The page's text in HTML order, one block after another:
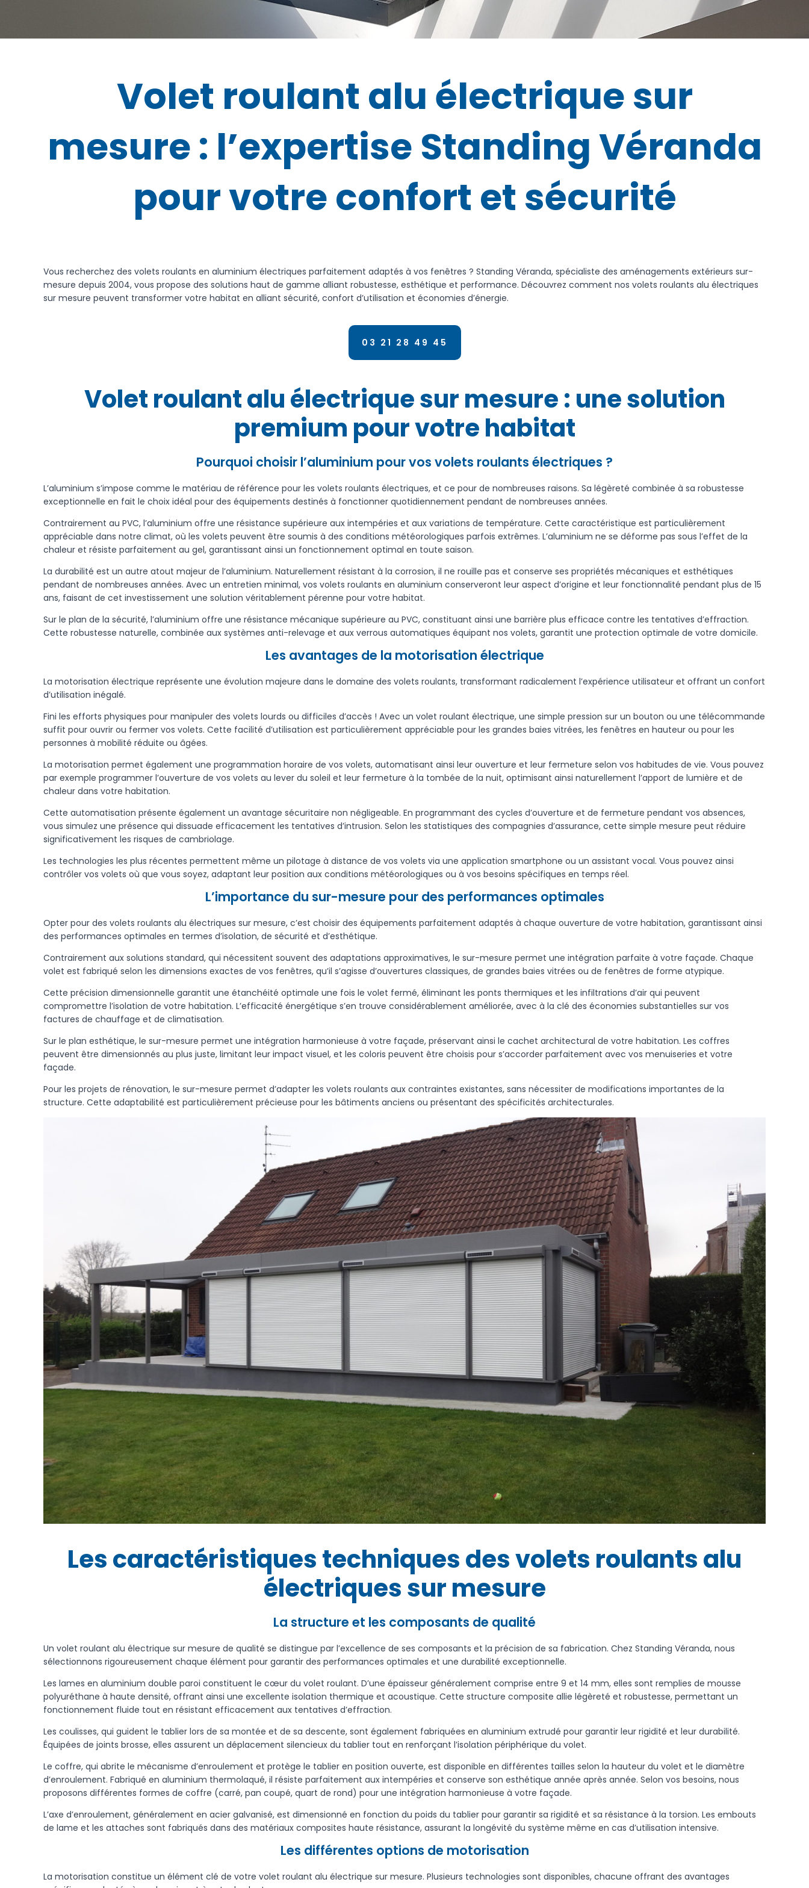
Volet roulant alu électrique sur
mesure : l’expertise Standing Véranda
pour votre confort et sécurité
Vous recherchez des volets roulants en aluminium électriques parfaitement adaptés à vos fenêtres ? Standing Véranda, spécialiste des aménagements extérieurs sur-
mesure depuis 2004, vous propose des solutions haut de gamme alliant robustesse, esthétique et performance. Découvrez comment nos volets roulants alu électriques
sur mesure peuvent transformer votre habitat en alliant sécurité, confort d’utilisation et économies d’énergie.
03 21 28 49 45
Volet roulant alu électrique sur mesure : une solution
premium pour votre habitat
Pourquoi choisir l’aluminium pour vos volets roulants électriques ?
L’aluminium s’impose comme le matériau de référence pour les volets roulants électriques, et ce pour de nombreuses raisons. Sa légèreté combinée à sa robustesse
exceptionnelle en fait le choix idéal pour des équipements destinés à fonctionner quotidiennement pendant de nombreuses années.
Contrairement au PVC, l’aluminium offre une résistance supérieure aux intempéries et aux variations de température. Cette caractéristique est particulièrement
appréciable dans notre climat, où les volets peuvent être soumis à des conditions météorologiques parfois extrêmes. L’aluminium ne se déforme pas sous l’effet de la
chaleur et résiste parfaitement au gel, garantissant ainsi un fonctionnement optimal en toute saison.
La durabilité est un autre atout majeur de l’aluminium. Naturellement résistant à la corrosion, il ne rouille pas et conserve ses propriétés mécaniques et esthétiques
pendant de nombreuses années. Avec un entretien minimal, vos volets roulants en aluminium conserveront leur aspect d’origine et leur fonctionnalité pendant plus de 15
ans, faisant de cet investissement une solution véritablement pérenne pour votre habitat.
Sur le plan de la sécurité, l’aluminium offre une résistance mécanique supérieure au PVC, constituant ainsi une barrière plus efficace contre les tentatives d’effraction.
Cette robustesse naturelle, combinée aux systèmes anti-relevage et aux verrous automatiques équipant nos volets, garantit une protection optimale de votre domicile.
Les avantages de la motorisation électrique
La motorisation électrique représente une évolution majeure dans le domaine des volets roulants, transformant radicalement l’expérience utilisateur et offrant un confort
d’utilisation inégalé.
Fini les efforts physiques pour manipuler des volets lourds ou difficiles d’accès ! Avec un volet roulant électrique, une simple pression sur un bouton ou une télécommande
suffit pour ouvrir ou fermer vos volets. Cette facilité d’utilisation est particulièrement appréciable pour les grandes baies vitrées, les fenêtres en hauteur ou pour les
personnes à mobilité réduite ou âgées.
La motorisation permet également une programmation horaire de vos volets, automatisant ainsi leur ouverture et leur fermeture selon vos habitudes de vie. Vous pouvez
par exemple programmer l’ouverture de vos volets au lever du soleil et leur fermeture à la tombée de la nuit, optimisant ainsi naturellement l’apport de lumière et de
chaleur dans votre habitation.
Cette automatisation présente également un avantage sécuritaire non négligeable. En programmant des cycles d’ouverture et de fermeture pendant vos absences,
vous simulez une présence qui dissuade efficacement les tentatives d’intrusion. Selon les statistiques des compagnies d’assurance, cette simple mesure peut réduire
significativement les risques de cambriolage.
Les technologies les plus récentes permettent même un pilotage à distance de vos volets via une application smartphone ou un assistant vocal. Vous pouvez ainsi
contrôler vos volets où que vous soyez, adaptant leur position aux conditions météorologiques ou à vos besoins spécifiques en temps réel.
L’importance du sur-mesure pour des performances optimales
Opter pour des volets roulants alu électriques sur mesure, c’est choisir des équipements parfaitement adaptés à chaque ouverture de votre habitation, garantissant ainsi
des performances optimales en termes d’isolation, de sécurité et d’esthétique.
Contrairement aux solutions standard, qui nécessitent souvent des adaptations approximatives, le sur-mesure permet une intégration parfaite à votre façade. Chaque
volet est fabriqué selon les dimensions exactes de vos fenêtres, qu’il s’agisse d’ouvertures classiques, de grandes baies vitrées ou de fenêtres de forme atypique.
Cette précision dimensionnelle garantit une étanchéité optimale une fois le volet fermé, éliminant les ponts thermiques et les infiltrations d’air qui peuvent
compromettre l’isolation de votre habitation. L’efficacité énergétique s’en trouve considérablement améliorée, avec à la clé des économies substantielles sur vos
factures de chauffage et de climatisation.
Sur le plan esthétique, le sur-mesure permet une intégration harmonieuse à votre façade, préservant ainsi le cachet architectural de votre habitation. Les coffres
peuvent être dimensionnés au plus juste, limitant leur impact visuel, et les coloris peuvent être choisis pour s’accorder parfaitement avec vos menuiseries et votre
façade.
Pour les projets de rénovation, le sur-mesure permet d’adapter les volets roulants aux contraintes existantes, sans nécessiter de modifications importantes de la
structure. Cette adaptabilité est particulièrement précieuse pour les bâtiments anciens ou présentant des spécificités architecturales.
Les caractéristiques techniques des volets roulants alu
électriques sur mesure
La structure et les composants de qualité
Un volet roulant alu électrique sur mesure de qualité se distingue par l’excellence de ses composants et la précision de sa fabrication. Chez Standing Véranda, nous
sélectionnons rigoureusement chaque élément pour garantir des performances optimales et une durabilité exceptionnelle.
Les lames en aluminium double paroi constituent le cœur du volet roulant. D’une épaisseur généralement comprise entre 9 et 14 mm, elles sont remplies de mousse
polyuréthane à haute densité, offrant ainsi une excellente isolation thermique et acoustique. Cette structure composite allie légèreté et robustesse, permettant un
fonctionnement fluide tout en résistant efficacement aux tentatives d’effraction.
Les coulisses, qui guident le tablier lors de sa montée et de sa descente, sont également fabriquées en aluminium extrudé pour garantir leur rigidité et leur durabilité.
Équipées de joints brosse, elles assurent un déplacement silencieux du tablier tout en renforçant l’isolation périphérique du volet.
Le coffre, qui abrite le mécanisme d’enroulement et protège le tablier en position ouverte, est disponible en différentes tailles selon la hauteur du volet et le diamètre
d’enroulement. Fabriqué en aluminium thermolaqué, il résiste parfaitement aux intempéries et conserve son esthétique année après année. Selon vos besoins, nous
proposons différentes formes de coffre (carré, pan coupé, quart de rond) pour une intégration harmonieuse à votre façade.
L’axe d’enroulement, généralement en acier galvanisé, est dimensionné en fonction du poids du tablier pour garantir sa rigidité et sa résistance à la torsion. Les embouts
de lame et les attaches sont fabriqués dans des matériaux composites haute résistance, assurant la longévité du système même en cas d’utilisation intensive.
Les différentes options de motorisation
La motorisation constitue un élément clé de votre volet roulant alu électrique sur mesure. Plusieurs technologies sont disponibles, chacune offrant des avantages